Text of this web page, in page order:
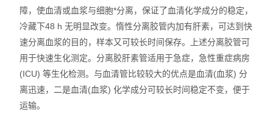
障，使血清或血浆与细胞*分离，保证了血清化学成分的稳定，
冷藏下48 h 无明显改变。惰性分离胶管内加有肝素，可达到快
速分离血浆的目的，样本又可较长时间保存。上述分离胶管可
用于快速生化测定。分离胶肝素管适用于急症，急性重症病房
(ICU) 等生化检测。与血清管比较较大的优点是血清(血浆) 分
离迅速，二是血清(血浆) 化学成分可较长时间稳定不变，便于
运输。